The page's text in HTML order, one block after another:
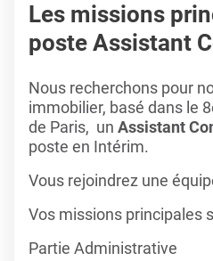
Les missions
poste Assistant
Nous recherchons pour
immobilier, basé dans le
de Paris, un Assistant
poste en Intérim.
Vous rejoindrez une
Vos missions principales
Partie Administrative